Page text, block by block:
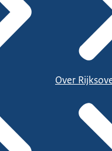
Over